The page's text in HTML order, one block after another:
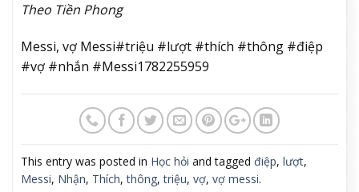
Theo Tiền Phong
Messi, vợ Messi#triệu #lượt #thích #thông #điệp
#vợ #nhắn #Messi1782255959
This entry was posted in Học hỏi and tagged điệp, lượt,
Messi, Nhận, Thích,thông,triệu, vợ, vợ messi.